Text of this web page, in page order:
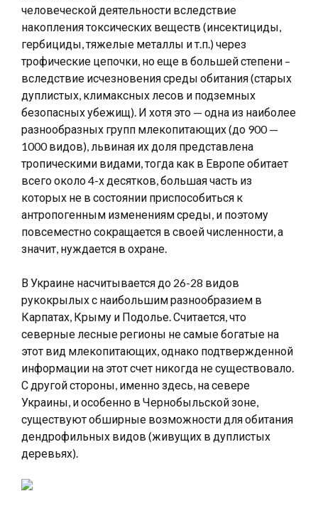
человеческой деятельности вследствие
накопления токсических веществ (инсектициды,
гербициды, тяжелые металлы и т.п.) через
трофические цепочки, но еще в большей степени –
вследствие исчезновения среды обитания (старых
дуплистых, климаксных лесов и подземных
безопасных убежищ). И хотя это — одна из наиболее
разнообразных групп млекопитающих (до 900 —
1000 видов), львиная их доля представлена
тропическими видами, тогда как в Европе обитает
всего около 4-х десятков, большая часть из
которых не в состоянии приспособиться к
антропогенным изменениям среды, и поэтому
повсеместно сокращается в своей численности, а
значит, нуждается в охране.
В Украине насчитывается до 26-28 видов
рукокрылых с наибольшим разнообразием в
Карпатах, Крыму и Подолье. Считается, что
северные лесные регионы не самые богатые на
этот вид млекопитающих, однако подтвержденной
информации на этот счет никогда не существовало.
С другой стороны, именно здесь, на севере
Украины, и особенно в Чернобыльской зоне,
существуют обширные возможности для обитания
дендрофильных видов (живущих в дуплистых
деревьях).